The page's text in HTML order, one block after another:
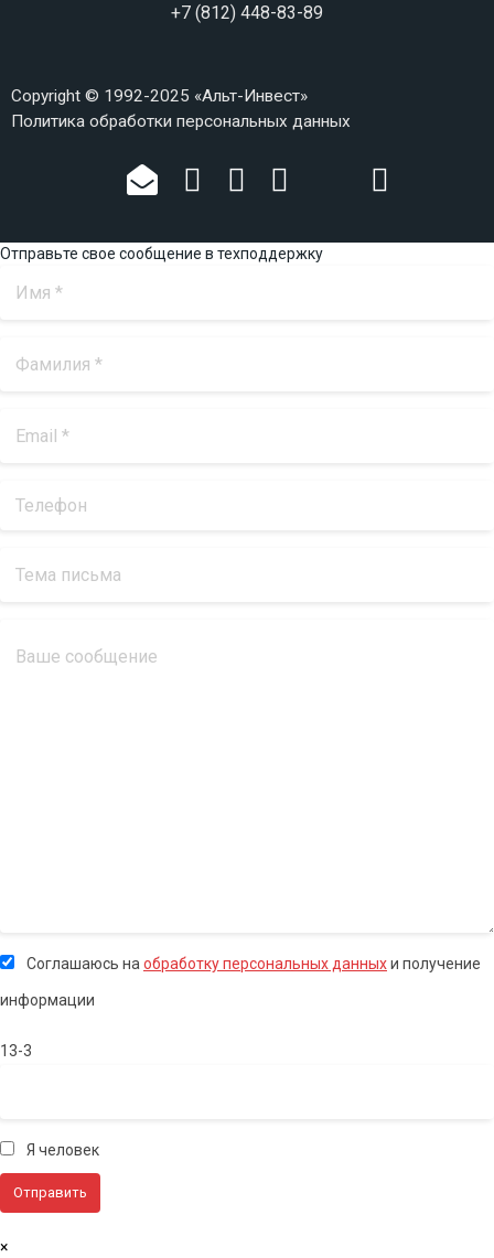
+7 (812) 448-83-89
Copyright © 1992-2025 «Альт-Инвест»
Политика обработки персональных данных
Отправьте свое сообщение в техподдержку
Соглашаюсь наобработку персональных данныхи получение
информации
13-3
Я человек
×